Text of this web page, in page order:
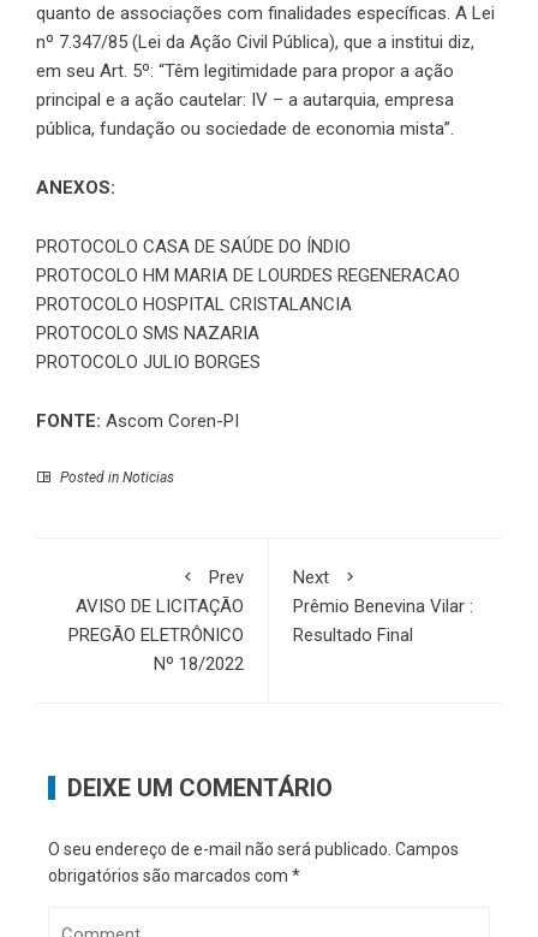
quanto de associações com finalidades específicas. A Lei
nº 7.347/85 (Lei da Ação Civil Pública), que a institui diz,
em seu Art. 5º: “Têm legitimidade para propor a ação
principal e a ação cautelar: IV – a autarquia, empresa
pública, fundação ou sociedade de economia mista”.
ANEXOS:
PROTOCOLO CASA DE SAÚDE DO ÍNDIO
PROTOCOLO HM MARIA DE LOURDES REGENERACAO
PROTOCOLO HOSPITAL CRISTALANCIA
PROTOCOLO SMS NAZARIA
PROTOCOLO JULIO BORGES
FONTE: Ascom Coren-PI
Posted in Noticias
Prev
AVISO DE LICITAÇÃO
PREGÃO ELETRÔNICO
Nº 18/2022
Next
Prêmio Benevina Vilar :
Resultado Final
DEIXE UM COMENTÁRIO
O seu endereço de e-mail não será publicado. Campos
obrigatórios são marcados com *